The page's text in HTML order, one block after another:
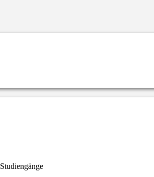
Studiengänge